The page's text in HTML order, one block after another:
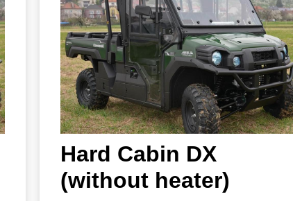
Hard Cabin DX
(without heater)